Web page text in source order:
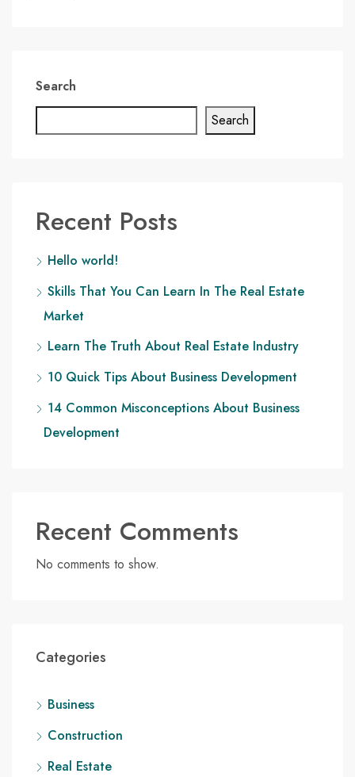
Search
Search
Recent Posts
Hello world!
Skills That You Can Learn In The Real Estate
Market
Learn The Truth About Real Estate Industry
10 Quick Tips About Business Development
14 Common Misconceptions About Business
Development
Recent Comments
No comments to show.
Categories
Business
Construction
Real Estate